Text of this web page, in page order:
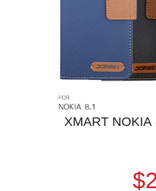
XMART